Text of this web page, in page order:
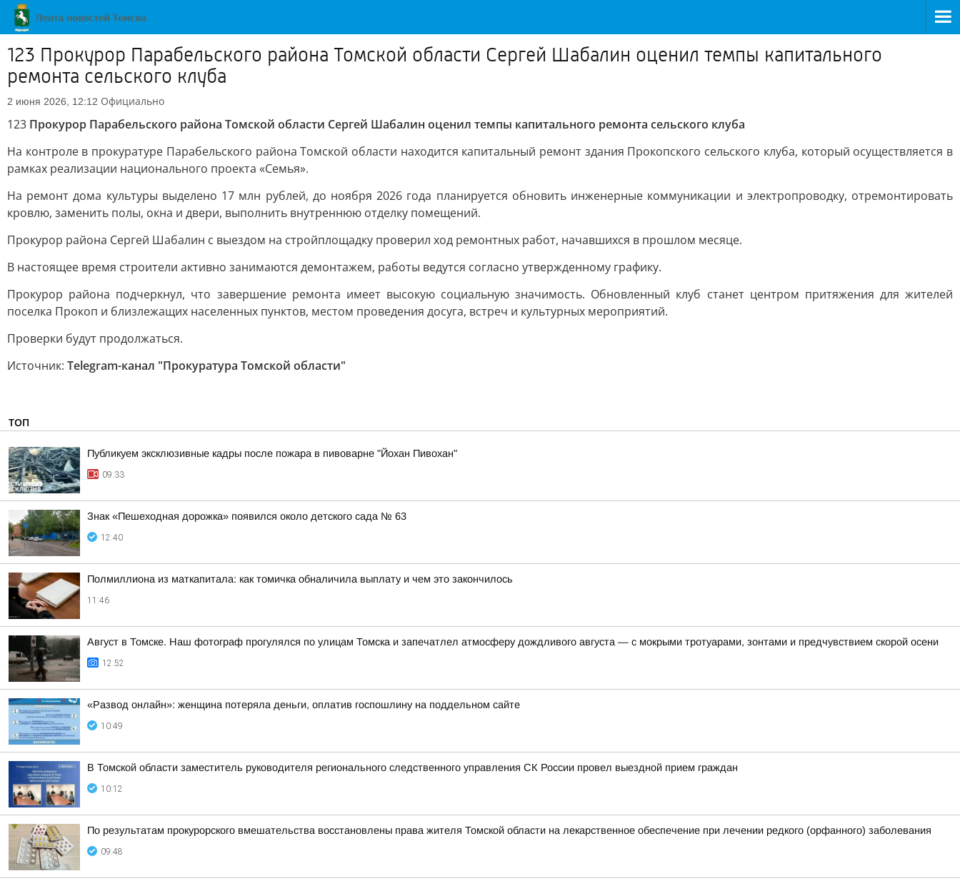
123 Прокурор Парабельского района Томской области Сергей Шабалин оценил темпы капитального
ремонта сельского клуба
2 июня 2026, 12:12 Официально
123 Прокурор Парабельского района Томской области Сергей Шабалин оценил темпы капитального ремонта сельского клуба
На контроле в прокуратуре Парабельского района Томской области находится капитальный ремонт здания Прокопского сельского клуба, который осуществляется в
рамках реализации национального проекта «Семья».
На ремонт дома культуры выделено 17 млн рублей, до ноября 2026 года планируется обновить инженерные коммуникации и электропроводку, отремонтировать
кровлю, заменить полы, окна и двери, выполнить внутреннюю отделку помещений.
Прокурор района Сергей Шабалин с выездом на стройплощадку проверил ход ремонтных работ, начавшихся в прошлом месяце.
В настоящее время строители активно занимаются демонтажем, работы ведутся согласно утвержденному графику.
Прокурор района подчеркнул, что завершение ремонта имеет высокую социальную значимость. Обновленный клуб станет центром притяжения для жителей
поселка Прокоп и близлежащих населенных пунктов, местом проведения досуга, встреч и культурных мероприятий.
Проверки будут продолжаться.
Источник: Telegram-канал "Прокуратура Томской области"
ТОП
Публикуем эксклюзивные кадры после пожара в пивоварне "Йохан Пивохан"
09:33
Знак «Пешеходная дорожка» появился около детского сада № 63
12:40
Полмиллиона из маткапитала: как томичка обналичила выплату и чем это закончилось
11:46
Август в Томске. Наш фотограф прогулялся по улицам Томска и запечатлел атмосферу дождливого августа — с мокрыми тротуарами, зонтами и предчувствием скорой осени
12:52
«Развод онлайн»: женщина потеряла деньги, оплатив госпошлину на поддельном сайте
10:49
В Томской области заместитель руководителя регионального следственного управления СК России провел выездной прием граждан
10:12
По результатам прокурорского вмешательства восстановлены права жителя Томской области на лекарственное обеспечение при лечении редкого (орфанного) заболевания
09:48